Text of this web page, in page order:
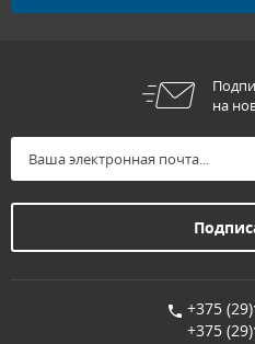
на
+375 (29)
+375 (29)